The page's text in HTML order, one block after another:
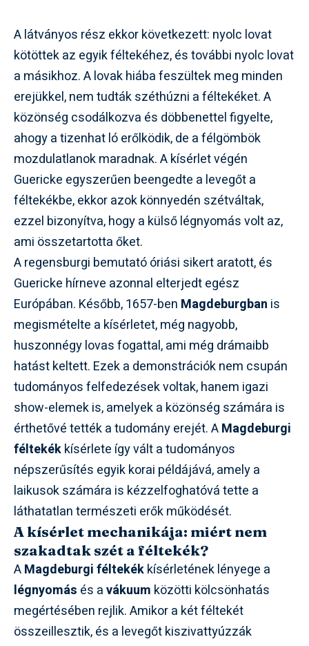
A látványos rész ekkor következett: nyolc lovat
kötöttek az egyik féltekéhez, és további nyolc lovat
a másikhoz. A lovak hiába feszültek meg minden
erejükkel, nem tudták széthúzni a féltekéket. A
közönség csodálkozva és döbbenettel figyelte,
ahogy a tizenhat ló erőlködik, de a félgömbök
mozdulatlanok maradnak. A kísérlet végén
Guericke egyszerűen beengedte a levegőt a
féltekékbe, ekkor azok könnyedén szétváltak,
ezzel bizonyítva, hogy a külső légnyomás volt az,
ami összetartotta őket.
A regensburgi bemutató óriási sikert aratott, és
Guericke hírneve azonnal elterjedt egész
Európában. Később, 1657-ben Magdeburgban is
megismételte a kísérletet, még nagyobb,
huszonnégy lovas fogattal, ami még drámaibb
hatást keltett. Ezek a demonstrációk nem csupán
tudományos felfedezések voltak, hanem igazi
show-elemek is, amelyek a közönség számára is
érthetővé tették a tudomány erejét. AMagdeburgi
féltekékkísérlete így vált a tudományos
népszerűsítés egyik korai példájává, amely a
laikusok számára is kézzelfoghatóvá tette a
láthatatlan természeti erők működését.
A kísérlet mechanikája: miért nem
szakadtak szét a féltekék?
AMagdeburgi féltekékkísérletének lényege a
légnyomás és avákuum közötti kölcsönhatás
megértésében rejlik. Amikor a két féltekét
összeillesztik, és a levegőt kiszivattyúzzák